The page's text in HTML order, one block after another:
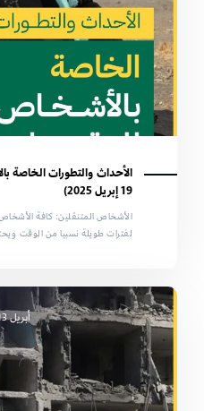
19 إبريل 2025)
الأشخاص المتنقلين: كافة
لفترات طويلة نسبيا من الوقت
أبريل 13, 2025